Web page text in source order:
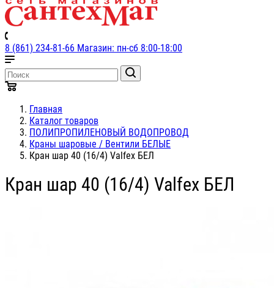
8 (861) 234-81-66 Магазин: пн-сб 8:00-18:00
Главная
Каталог товаров
ПОЛИПРОПИЛЕНОВЫЙ ВОДОПРОВОД
Краны шаровые / Вентили БЕЛЫЕ
Кран шар 40 (16/4) Valfex БЕЛ
Кран шар 40 (16/4) Valfex БЕЛ